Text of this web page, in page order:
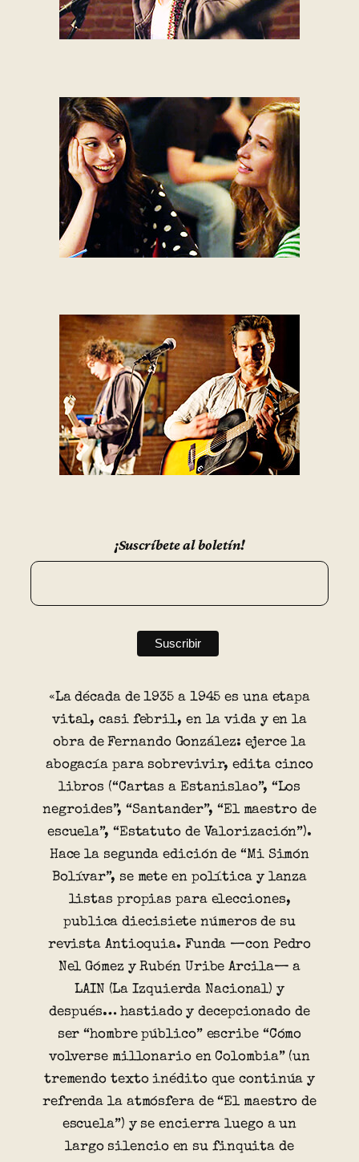
¡Suscríbete al boletín!
«La década de 1935 a 1945 es una etapa
vital, casi febril, en la vida y en la
obra de Fernando González: ejerce la
abogacía para sobrevivir, edita cinco
libros (“Cartas a Estanislao”, “Los
negroides”, “Santander”, “El maestro de
escuela”, “Estatuto de Valorización”).
Hace la segunda edición de “Mi Simón
Bolívar”, se mete en política y lanza
listas propias para elecciones,
publica diecisiete números de su
revista Antioquia. Funda —con Pedro
Nel Gómez y Rubén Uribe Arcila— a
LAIN (La Izquierda Nacional) y
después… hastiado y decepcionado de
ser “hombre público” escribe “Cómo
volverse millonario en Colombia” (un
tremendo texto inédito que continúa y
refrenda la atmósfera de “El maestro de
escuela”) y se encierra luego a un
largo silencio en su finquita de